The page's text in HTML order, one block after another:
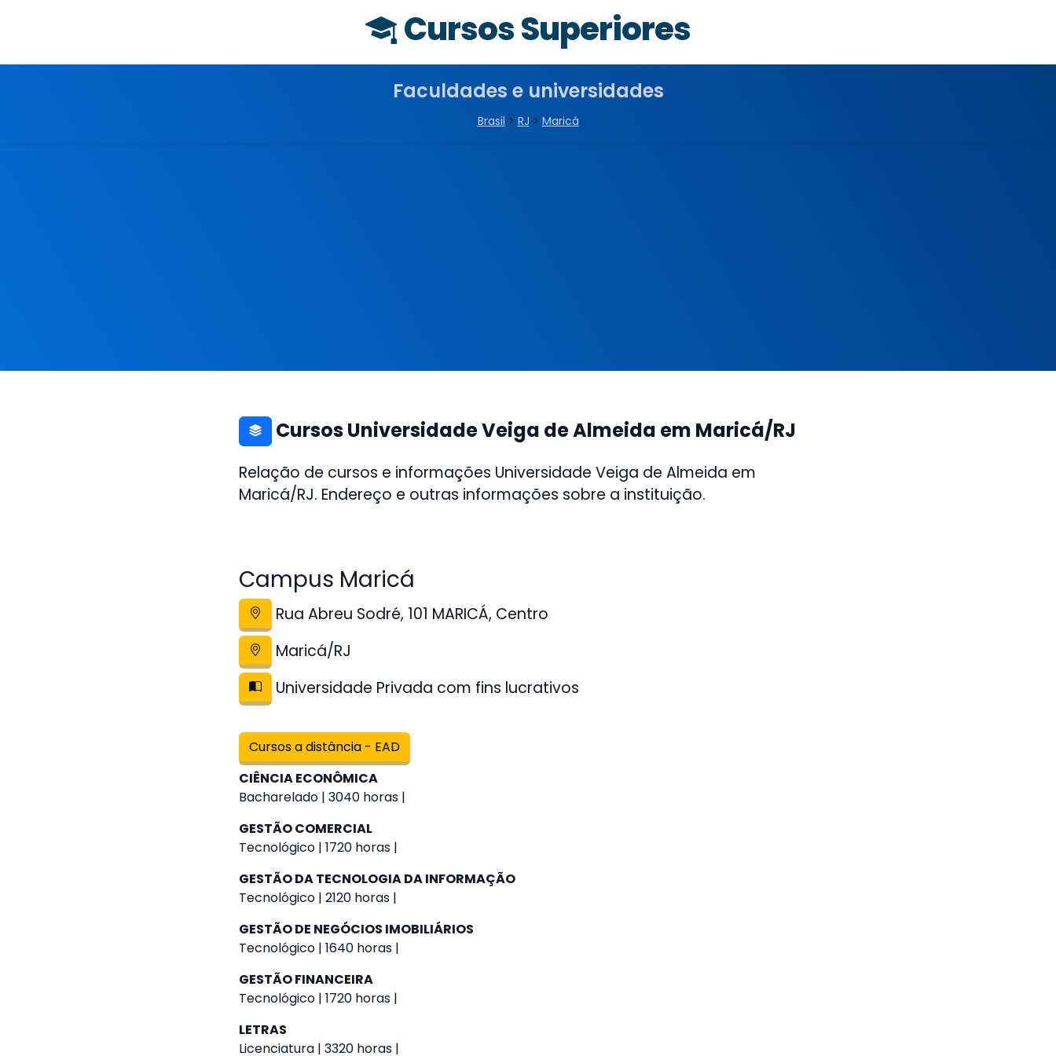
Cursos Superiores
Faculdades e universidades
Brasil > RJ > Maricá
Cursos Universidade Veiga de Almeida em Maricá/RJ
Relação de cursos e informações Universidade Veiga de Almeida em
Maricá/RJ. Endereço e outras informações sobre a instituição.
Campus Maricá
Rua Abreu Sodré, 101 MARICÁ, Centro
Maricá/RJ
Universidade Privada com fins lucrativos
Cursos a distância - EAD
CIÊNCIA ECONÔMICA
Bacharelado | 3040 horas |
GESTÃO COMERCIAL
Tecnológico | 1720 horas |
GESTÃO DA TECNOLOGIA DA INFORMAÇÃO
Tecnológico | 2120 horas |
GESTÃO DE NEGÓCIOS IMOBILIÁRIOS
Tecnológico | 1640 horas |
GESTÃO FINANCEIRA
Tecnológico | 1720 horas |
LETRAS
Licenciatura | 3320 horas |